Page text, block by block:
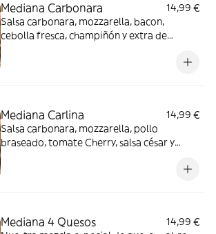
Mediana Carbonara
14,99 €
Salsa carbonara, mozzarella, bacon,
cebolla fresca, champiñón y extra de
Mediana Carlina
14,99 €
Salsa carbonara, mozzarella, pollo
braseado, tomate Cherry, salsa césar y
Mediana 4 Quesos
14,99 €